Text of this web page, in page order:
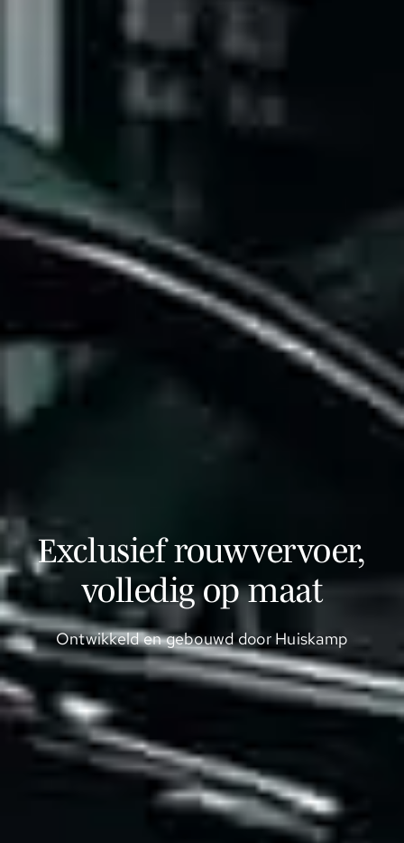
Exclusief rouwvervoer,
volledig op maat
Ontwikkeld en gebouwd door Huiskamp